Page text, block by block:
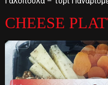
CHEESE